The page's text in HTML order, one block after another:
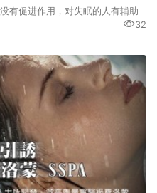
有促进作用，对失眠的人有辅助
32